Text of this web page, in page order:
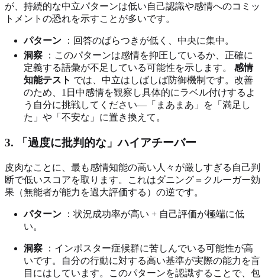
が、持続的な中立パターンは低い自己認識や感情へのコミッ
トメントの恐れを示すことが多いです。
パターン ：回答のばらつきが低く、中央に集中。
洞察 ：このパターンは感情を抑圧しているか、正確に
定義する語彙が不足している可能性を示します。 感情
知能テスト では、中立はしばしば防御機制です。改善
のため、1日中感情を観察し具体的にラベル付けするよ
う自分に挑戦してください—「まあまあ」を「満足し
た」や「不安な」に置き換えて。
3. 「過度に批判的な」ハイアチーバー
皮肉なことに、最も感情知能の高い人々が厳しすぎる自己判
断で低いスコアを取ります。これはダニング＝クルーガー効
果（無能者が能力を過大評価する）の逆です。
パターン ：状況成功率が高い + 自己評価が極端に低
い。
洞察 ：インポスター症候群に苦しんでいる可能性が高
いです。自分の行動に対する高い基準が実際の能力を盲
目にはしています。このパターンを認識することで、包